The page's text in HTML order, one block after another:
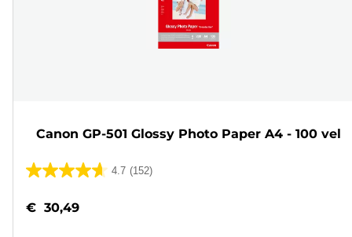
Canon GP-501 Glossy Photo Paper A4 - 100 vel
4.7 (152)
4.7
de
€ 30,49